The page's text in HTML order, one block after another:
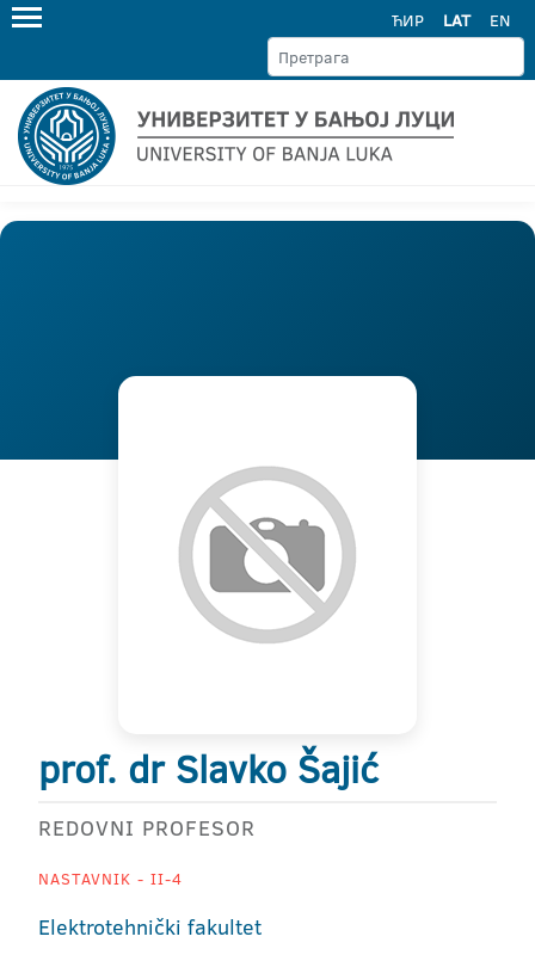
ЋИР LAT EN
prof. dr Slavko Šajić
REDOVNI PROFESOR
NASTAVNIK - II-4
Elektrotehnički fakultet